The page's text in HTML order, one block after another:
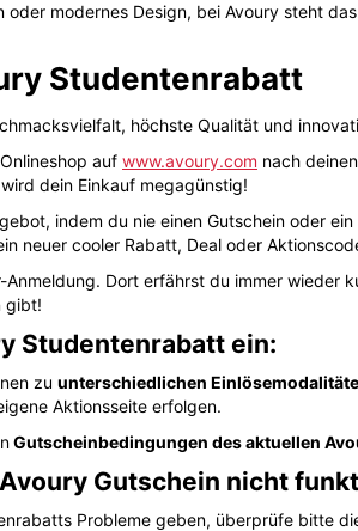
modernes Design, bei Avoury steht
Studentenrabatt
höchste Qualität und
auf www.avoury.com nach
dein Einkauf megagünstig!
indem du nie einen Gutschein oder
neuer cooler Rabatt, Deal oder
Dort erfährst du immer wieder
gibt!
Studentenrabatt ein:
zu unterschiedlichen
Aktionsseite erfolgen.
Gutscheinbedingungen des aktuellen
Gutschein nicht
Probleme geben, überprüfe bitte